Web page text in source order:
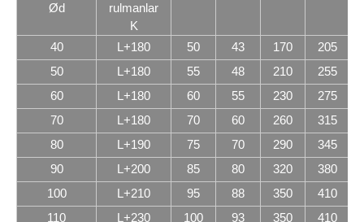
Ød
rulmanlar
K
40 L+180 50 43 170
205
50
L+180 55 48 210
255
60
L+180 60 55 230
275
70
L+180 70 60 260
315
80
L+190 75 70 290 345
90
L+200 85 80 320 380
100
L+210 95 88 350 410
110
L+230 100 93 350 410